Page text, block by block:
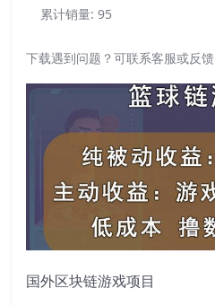
累计销量: 95
下载遇到问题？可联系客服或反馈
国外区块链游戏项目